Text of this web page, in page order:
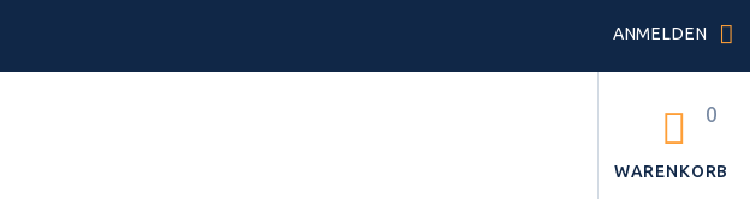
ANMELDEN
WARENKORB
0